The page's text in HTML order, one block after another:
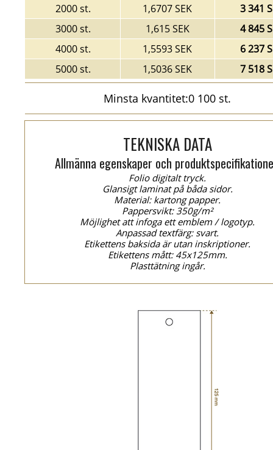
2000 st.
1,6707 SEK
3 341
3000 st.
1,615 SEK
4 845
4000 st.
1,5593 SEK
6 237
5000 st.
1,5036 SEK 7 518
Minsta kvantitet:0 100 st.
TEKNISKA DATA
Allmänna egenskaper och
Folio digitalt tryck.
Glansigt laminat på båda sidor.
Material: kartong papper.
Pappersvikt: 350g/m²
Möjlighet att infoga ett emblem / logotyp.
Anpassad textfärg: svart.
Etikettens baksida är utan inskriptioner.
Etikettens mått: 45x125mm.
Plasttätning ingår.